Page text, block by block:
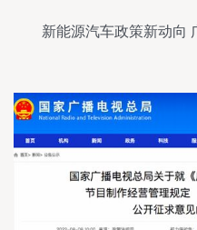
新能源汽车政策新动向